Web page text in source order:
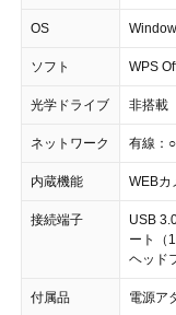
OS
ソフト WPS
光学ドライブ 非搭載
ネットワーク 有線：
内蔵機能 WEBカ
接続端子
USB
ート（
ヘッド
付属品 電源ア